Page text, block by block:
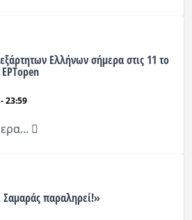
Ελλήνων σήμερα στις 11 το
23:59
παραληρεί!»